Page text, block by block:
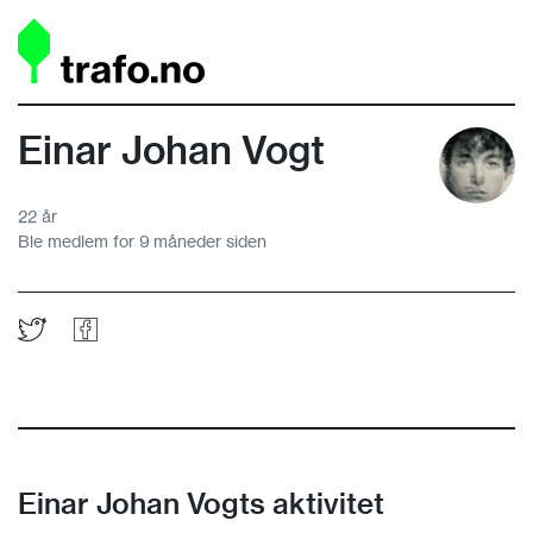
Einar Johan Vogt
22 år
Ble medlem for 9 måneder siden
Einar Johan Vogts aktivitet